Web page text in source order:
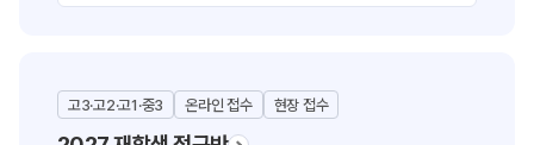
고3·고2·고1·중3 온라인 접수 현장 접수